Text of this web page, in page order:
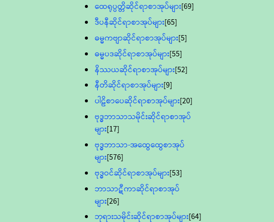
ထေရုပ္ပတ္တိဆိုင်ရာစာအုပ်များ[69]
ဒီပနီဆိုင်ရာစာအုပ်များ[65]
ဓမ္မကဗျာဆိုင်ရာစာအုပ်များ[5]
ဓမ္မပဒဆိုင်ရာစာအုပ်များ[55]
နိဿယဆိုင်ရာစာအုပ်များ[52]
နီတိဆိုင်ရာစာအုပ်များ[9]
ပါဠိစာပေဆိုင်ရာစာအုပ်များ[20]
ဗုဒ္ဓဘာသာသမိုင်းဆိုင်ရာစာအုပ်
များ[17]
ဗုဒ္ဓဘာသာ-အထွေထွေစာအုပ်
များ[576]
ဗုဒ္ဓဝင်ဆိုင်ရာစာအုပ်များ[53]
ဘာသာဋီကာဆိုင်ရာစာအုပ်
များ[26]
ဘုရားသမိုင်းဆိုင်ရာစာအုပ်များ[64]